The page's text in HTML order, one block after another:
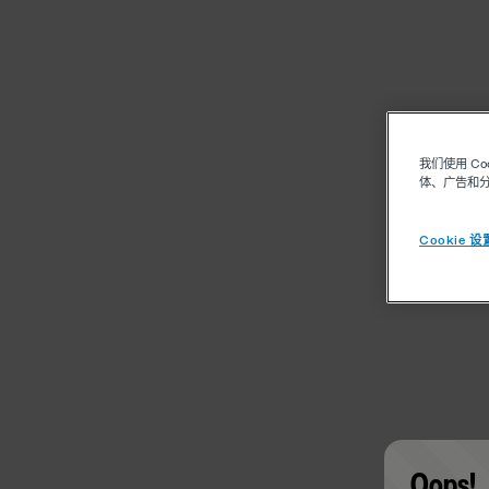
我们使用
体、广告和
Cookie 设